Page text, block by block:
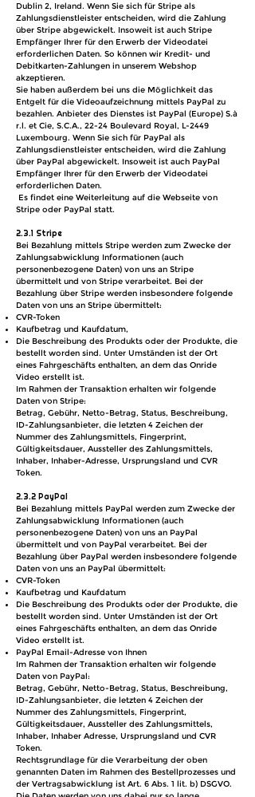
Dublin 2, Ireland. Wenn Sie sich für Stripe als
Zahlungsdienstleister entscheiden, wird die Zahlung
über Stripe abgewickelt. Insoweit ist auch Stripe
Empfänger Ihrer für den Erwerb der Videodatei
erforderlichen Daten. So können wir Kredit- und
Debitkarten-Zahlungen in unserem Webshop
akzeptieren.
Sie haben außerdem bei uns die Möglichkeit das
Entgelt für die Videoaufzeichnung mittels PayPal zu
bezahlen. Anbieter des Dienstes ist PayPal (Europe) S.à
r.l. et Cie, S.C.A., 22-24 Boulevard Royal, L-2449
Luxembourg. Wenn Sie sich für PayPal als
Zahlungsdienstleister entscheiden, wird die Zahlung
über PayPal abgewickelt. Insoweit ist auch PayPal
Empfänger Ihrer für den Erwerb der Videodatei
erforderlichen Daten.
Es findet eine Weiterleitung auf die Webseite von
Stripe oder PayPal statt.
2.3.1 Stripe
Bei Bezahlung mittels Stripe werden zum Zwecke der
Zahlungsabwicklung Informationen (auch
personenbezogene Daten) von uns an Stripe
übermittelt und von Stripe verarbeitet. Bei der
Bezahlung über Stripe werden insbesondere folgende
Daten von uns an Stripe übermittelt:
CVR-Token
Kaufbetrag und Kaufdatum,
Die Beschreibung des Produkts oder der Produkte, die
bestellt worden sind. Unter Umständen ist der Ort
eines Fahrgeschäfts enthalten, an dem das Onride
Video erstellt ist.
Im Rahmen der Transaktion erhalten wir folgende
Daten von Stripe:
Betrag, Gebühr, Netto-Betrag, Status, Beschreibung,
ID-Zahlungsanbieter, die letzten 4 Zeichen der
Nummer des Zahlungsmittels, Fingerprint,
Gültigkeitsdauer, Aussteller des Zahlungsmittels,
Inhaber, Inhaber-Adresse, Ursprungsland und CVR
Token.
2.3.2 PayPal
Bei Bezahlung mittels PayPal werden zum Zwecke der
Zahlungsabwicklung Informationen (auch
personenbezogene Daten) von uns an PayPal
übermittelt und von PayPal verarbeitet. Bei der
Bezahlung über PayPal werden insbesondere folgende
Daten von uns an PayPal übermittelt:
CVR-Token
Kaufbetrag und Kaufdatum
Die Beschreibung des Produkts oder der Produkte, die
bestellt worden sind. Unter Umständen ist der Ort
eines Fahrgeschäfts enthalten, an dem das Onride
Video erstellt ist.
PayPal Email-Adresse von Ihnen
Im Rahmen der Transaktion erhalten wir folgende
Daten von PayPal:
Betrag, Gebühr, Netto-Betrag, Status, Beschreibung,
ID-Zahlungsanbieter, die letzten 4 Zeichen der
Nummer des Zahlungsmittels, Fingerprint,
Gültigkeitsdauer, Aussteller des Zahlungsmittels,
Inhaber, Inhaber Adresse, Ursprungsland und CVR
Token.
Rechtsgrundlage für die Verarbeitung der oben
genannten Daten im Rahmen des Bestellprozesses und
der Vertragsabwicklung ist Art. 6 Abs. 1 lit. b) DSGVO.